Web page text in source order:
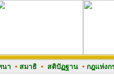
นา • สมาธิ• สติปัฏฐาน• กฎแห่งก